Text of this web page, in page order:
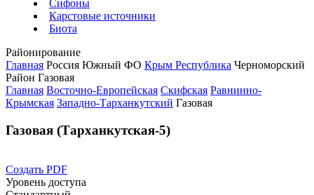
Сифоны
Карстовые источники
Биота
Районирование
Главная Россия Южный ФО Крым Республика Черноморский
Район Газовая
Главная Восточно-Европейская Скифская Равнинно-
Крымская Западно-Тарханкутский Газовая
Газовая (Тарханкутская-5)
Создать PDF
Уровень доступа